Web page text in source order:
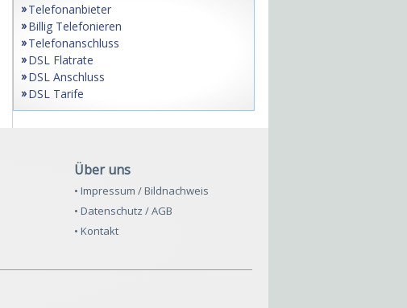
Telefonanbieter
Billig Telefonieren
Telefonanschluss
DSL Flatrate
DSL Anschluss
DSL Tarife
Über uns
• Impressum / Bildnachweis
• Datenschutz / AGB
• Kontakt